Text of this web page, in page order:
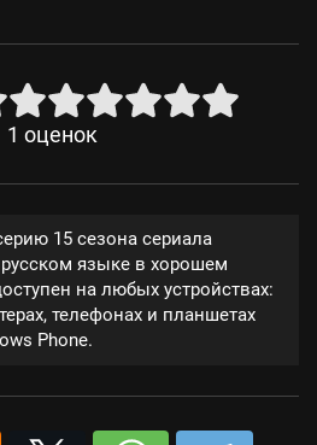
1 оценок
15 сезона сериала
языке в хорошем
на любых устройствах:
телефонах и планшетах
Phone.